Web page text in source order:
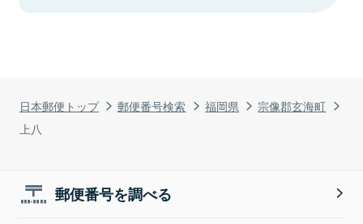
日本郵便トップ 郵便番号検索 福岡県
宗像郡玄海町
上八
郵便番号を調べる